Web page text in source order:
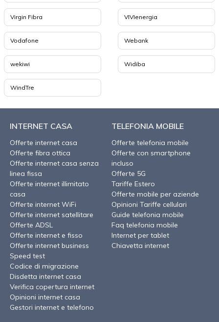
Virgin Fibra VIVIenergia
Vodafone Webank
wekiwi Widiba
WindTre
INTERNET CASA
Offerte internet casa
Offerte fibra ottica
Offerte internet casa senza
linea fissa
Offerte internet illimitato
casa
Offerte internet WiFi
Offerte internet satellitare
Offerte ADSL
Offerte internet e fisso
Offerte internet business
Speed test
Codice di migrazione
Disdetta internet casa
Verifica copertura internet
Opinioni internet casa
Gestori internet e telefono
TELEFONIA MOBILE
Offerte telefonia mobile
Offerte con smartphone
incluso
Offerte 5G
Tariffe Estero
Offerte mobile per aziende
Opinioni Tariffe cellulari
Guide telefonia mobile
Faq telefonia mobile
Internet per tablet
Chiavetta internet